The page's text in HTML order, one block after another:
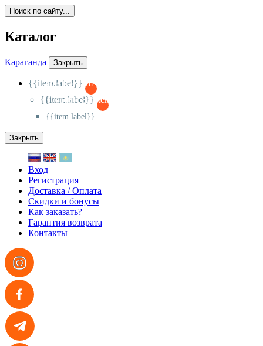
Поиск по сайту...
Каталог
Караганда Закрыть
{{item.label}}
{{activeItem==item.id?'-
{{item.label}}
{{activeSubitem==item.id?'-
{{item.label}}
Закрыть
Вход
Регистрация
Доставка / Оплата
Скидки и бонусы
Как заказать?
Гарантия возврата
Контакты